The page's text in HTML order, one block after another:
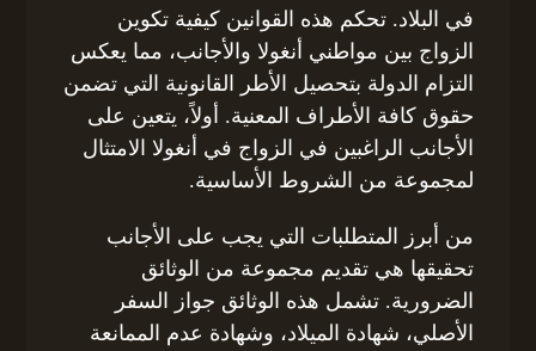
في البلاد. تحكم هذه القوانين كيفية تكوين
الزواج بين مواطني أنغولا والأجانب، مما يعكس
التزام الدولة بتحصيل الأطر القانونية التي تضمن
حقوق كافة الأطراف المعنية. أولاً، يتعين على
الأجانب الراغبين في الزواج في أنغولا الامتثال
لمجموعة من الشروط الأساسية.
من أبرز المتطلبات التي يجب على الأجانب
تحقيقها هي تقديم مجموعة من الوثائق
الضرورية. تشمل هذه الوثائق جواز السفر
الأصلي، شهادة الميلاد، وشهادة عدم الممانعة